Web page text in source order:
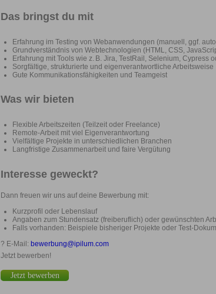
Das bringst du mit
Erfahrung im Testing von Webanwendungen (manuell, ggf.
Grundverständnis von Webtechnologien (HTML, CSS,
Erfahrung mit Tools wie z. B. Jira, TestRail, Selenium, Cypress
Sorgfältige, strukturierte und eigenverantwortliche Arbeitsweise
Gute Kommunikationsfähigkeiten und Teamgeist
Was wir bieten
Flexible Arbeitszeiten (Teilzeit oder Freelance)
Remote-Arbeit mit viel Eigenverantwortung
Vielfältige Projekte in unterschiedlichen Branchen
Langfristige Zusammenarbeit und faire Vergütung
Interesse geweckt?
Dann freuen wir uns auf deine Bewerbung mit:
Kurzprofil oder Lebenslauf
Angaben zum Stundensatz (freiberuflich) oder gewünschten
Falls vorhanden: Beispiele bisheriger Projekte oder Test-
? E-Mail: bewerbung@ipilum.com
Jetzt bewerben!
Jetzt bewerben